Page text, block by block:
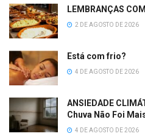
LEMBRANÇAS
2 DE AGOSTO DE 2026
Está com frio?
4 DE AGOSTO DE 2026
ANSIEDADE
Chuva Não Foi
4 DE AGOSTO DE 2026